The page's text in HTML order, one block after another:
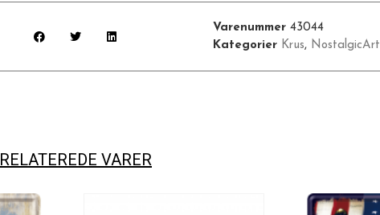
Varenummer 43044
Kategorier Krus, NostalgicArt
RELATEREDE VARER